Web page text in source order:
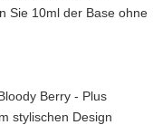
Sie 10ml der Base ohne
Berry - Plus
stylischen Design